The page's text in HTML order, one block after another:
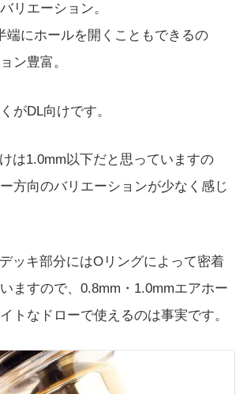
リエーション。
端にホールを開くこともできるの
ン豊富。
がDL向けです。
は1.0mm以下だと思っていますの
方向のバリエーションが少なく感じ
ッキ部分にはOリングによって密着
ますので、0.8mm・1.0mmエアホー
トなドローで使えるのは事実です。